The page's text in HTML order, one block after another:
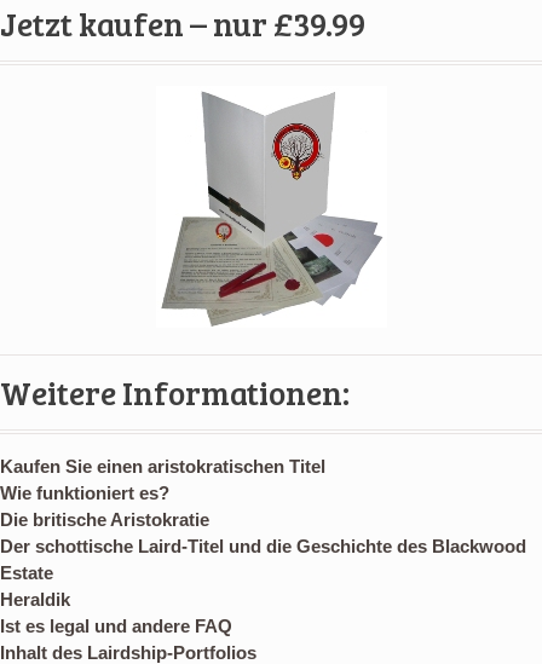
Jetzt kaufen – nur £39.99
Weitere Informationen:
Kaufen Sie einen aristokratischen Titel
Wie funktioniert es?
Die britische Aristokratie
Der schottische Laird-Titel und die Geschichte des Blackwood
Estate
Heraldik
Ist es legal und andere FAQ
Inhalt des Lairdship-Portfolios